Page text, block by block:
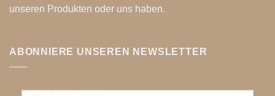
unseren Produkten oder uns haben.
ABONNIERE UNSEREN NEWSLETTER